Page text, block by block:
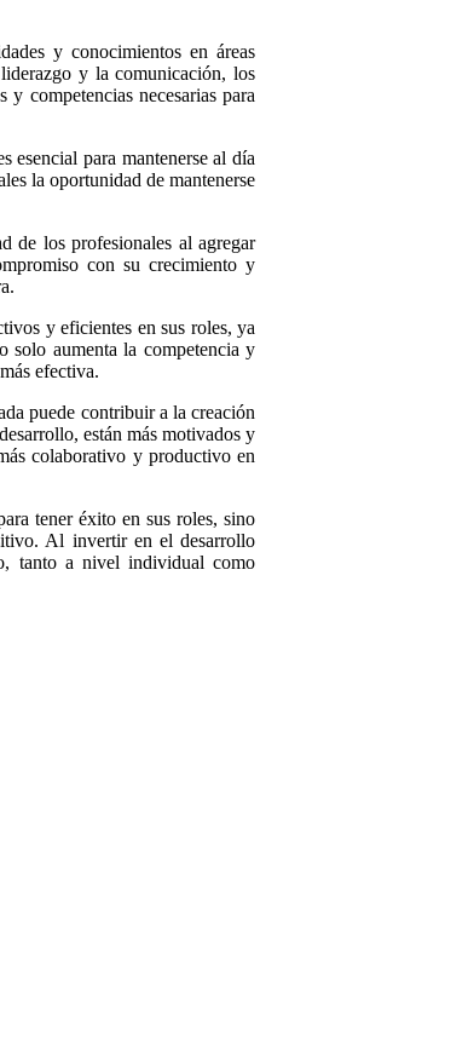
y conocimientos en áreas
y la comunicación, los
competencias necesarias para
esencial para mantenerse al día
la oportunidad de mantenerse
de los profesionales al agregar
con su crecimiento y
y eficientes en sus roles, ya
solo aumenta la competencia y
efectiva.
puede contribuir a la creación
están más motivados y
colaborativo y productivo en
tener éxito en sus roles, sino
Al invertir en el desarrollo
tanto a nivel individual como